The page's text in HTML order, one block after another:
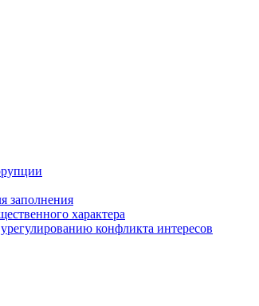
заполнения
характера
конфликта интересов